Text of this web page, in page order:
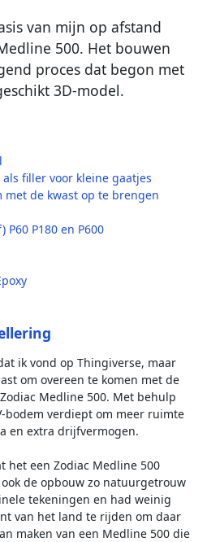
van mijn op afstand
500. Het bouwen
proces dat begon met
3D-model.
filler voor kleine gaatjes
met de kwast op te brengen
P180 en P600
ik vond op Thingiverse, maar
om overeen te komen met de
Medline 500. Met behulp
bodem verdiept om meer ruimte
en extra drijfvermogen.
het een Zodiac Medline 500
de opbouw zo natuurgetrouw
tekeningen en had weinig
van het land te rijden om daar
maken van een Medline 500 die